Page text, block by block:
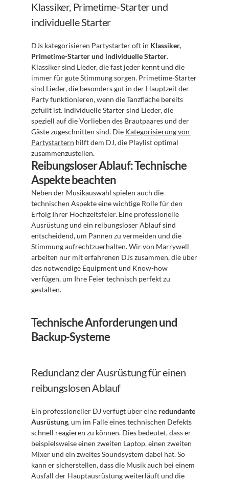
Klassiker, Primetime-Starter und
individuelle Starter
DJs kategorisieren Partystarter oft in Klassiker,
Primetime-Starter und individuelle Starter.
Klassiker sind Lieder, die fast jeder kennt und die
immer für gute Stimmung sorgen. Primetime-Starter
sind Lieder, die besonders gut in der Hauptzeit der
Party funktionieren, wenn die Tanzfläche bereits
gefüllt ist. Individuelle Starter sind Lieder, die
speziell auf die Vorlieben des Brautpaares und der
Gäste zugeschnitten sind. Die Kategorisierung von
Partystartern hilft dem DJ, die Playlist optimal
zusammenzustellen.
Reibungsloser Ablauf: Technische
Aspekte beachten
Neben der Musikauswahl spielen auch die
technischen Aspekte eine wichtige Rolle für den
Erfolg Ihrer Hochzeitsfeier. Eine professionelle
Ausrüstung und ein reibungsloser Ablauf sind
entscheidend, um Pannen zu vermeiden und die
Stimmung aufrechtzuerhalten. Wir von Marrywell
arbeiten nur mit erfahrenen DJs zusammen, die über
das notwendige Equipment und Know-how
verfügen, um Ihre Feier technisch perfekt zu
gestalten.
Technische Anforderungen und
Backup-Systeme
Redundanz der Ausrüstung für einen
reibungslosen Ablauf
Ein professioneller DJ verfügt über eine redundante
Ausrüstung, um im Falle eines technischen Defekts
schnell reagieren zu können. Dies bedeutet, dass er
beispielsweise einen zweiten Laptop, einen zweiten
Mixer und ein zweites Soundsystem dabei hat. So
kann er sicherstellen, dass die Musik auch bei einem
Ausfall der Hauptausrüstung weiterläuft und die